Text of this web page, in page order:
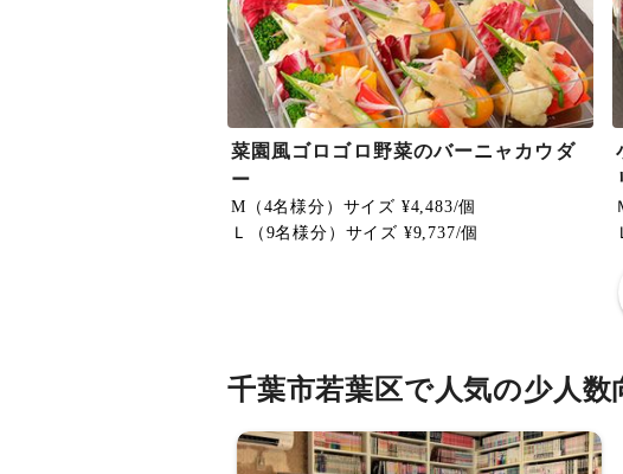
菜園風ゴロゴロ野菜のバーニャカウダ
ー
M（4名様分）サイズ ¥4,483/個
Ｌ（9名様分）サイズ ¥9,737/個
千葉市若葉区で人気の少人数